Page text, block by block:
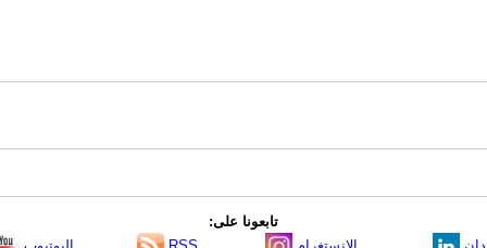
تابعونا على: